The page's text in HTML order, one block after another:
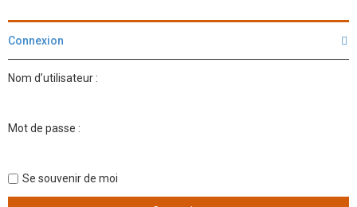
Connexion
Nom d’utilisateur :
Mot de passe :
Se souvenir de moi